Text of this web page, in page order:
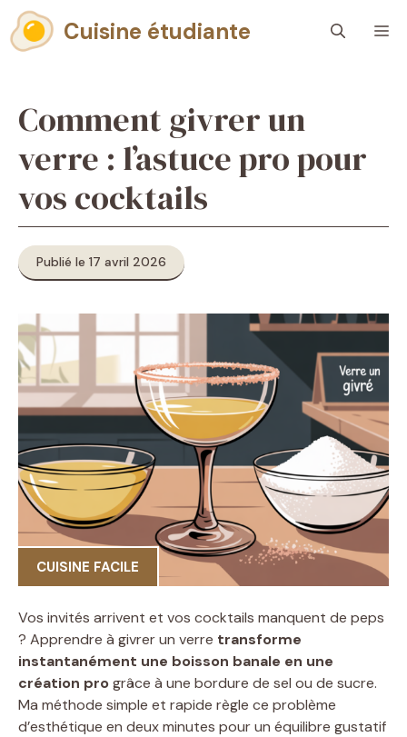
Aller
au
contenu
Cuisine étudiante
Comment givrer un
verre : l’astuce pro pour
vos cocktails
Publié le 17 avril 2026
CUISINE FACILE
Vos invités arrivent et vos cocktails manquent de peps
? Apprendre à givrer un verre transforme
instantanément une boisson banale en une
création progrâce à une bordure de sel ou de sucre.
Ma méthode simple et rapide règle ce problème
d’esthétique en deux minutes pour un équilibre gustatif